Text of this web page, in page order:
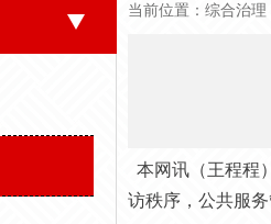
洪河、南以二道河与八五九农场为界
地势平坦，西北高东南低。属于中温
气温35.6度。年平均无霜期1
当前位置： 综合治理
本网讯（王程程
访秩序，公共服